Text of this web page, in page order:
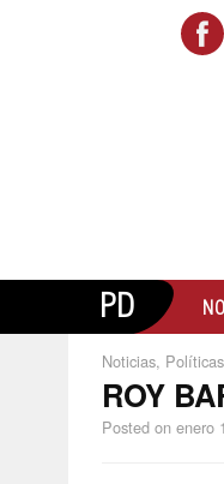
PD
Noticias, Políticas
ROY
Posted on enero